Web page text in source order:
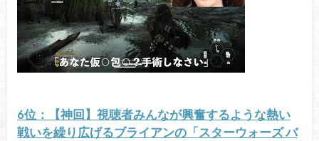
6位：【神回】視聴者みんなが興奮するような熱い
戦いを繰り広げるブライアンの「スターウォーズ バ